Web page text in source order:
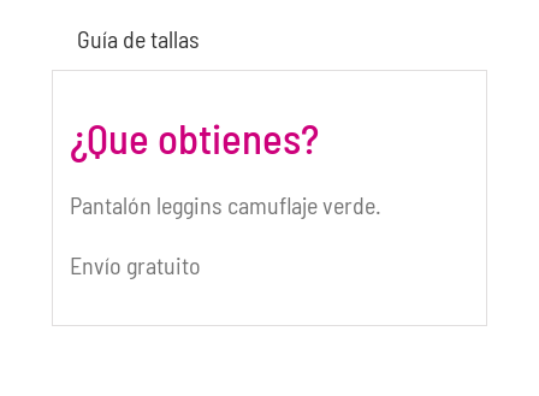
Guía de tallas
¿Que obtienes?
Pantalón leggins camuflaje verde.
Envío gratuito